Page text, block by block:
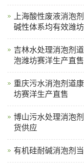
上海酸性废液消泡
碱性体系均有效潍
吉林水处理消泡剂
泡潍坊赛洋生产直售
重庆污水消泡剂道
坊赛洋生产直售
博山污水处理消泡
货供应
有机硅耐碱消泡剂